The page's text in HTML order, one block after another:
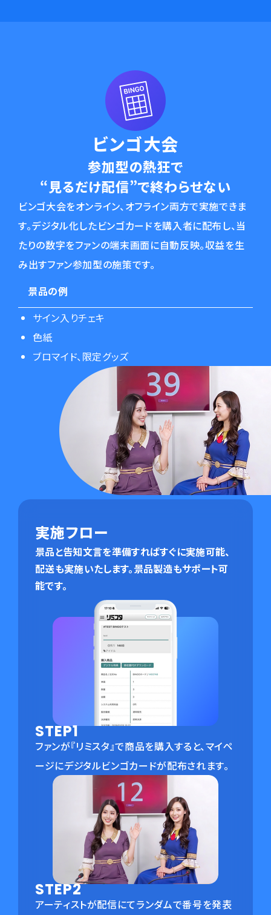
ビンゴ大会
参加型の熱狂で
“見るだけ配信”で終わらせない
ビンゴ大会をオンライン、オフライン両方で実施できま
す。デジタル化したビンゴカードを購入者に配布し、当
たりの数字をファンの端末画面に自動反映。収益を生
み出すファン参加型の施策です。
景品の例
サイン入りチェキ
色紙
ブロマイド、限定グッズ
実施フロー
景品と告知文言を準備すればすぐに実施可能、
配送も実施いたします。景品製造もサポート可
能です。
STEP1
ファンが『リミスタ』で商品を購入すると、マイペ
ージにデジタルビンゴカードが配布されます。
STEP2
アーティストが配信にてランダムで番号を発表